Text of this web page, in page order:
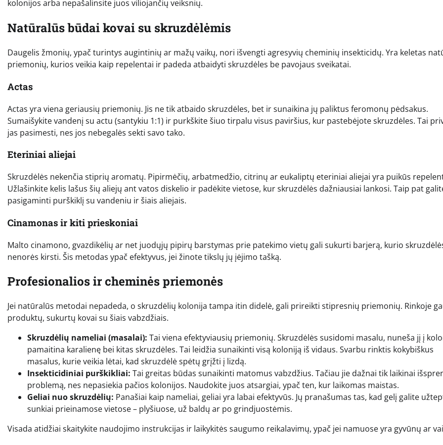
kolonijos arba nepašalinsite juos viliojančių veiksnių.
Natūralūs būdai kovai su skruzdėlėmis
Daugelis žmonių, ypač turintys augintinių ar mažų vaikų, nori išvengti agresyvių cheminių insekticidų. Yra keletas
priemonių, kurios veikia kaip repelentai ir padeda atbaidyti skruzdėles be pavojaus sveikatai.
Actas
Actas yra viena geriausių priemonių. Jis ne tik atbaido skruzdėles, bet ir sunaikina jų paliktus feromonų pėdsakus.
Sumaišykite vandenį su actu (santykiu 1:1) ir purkškite šiuo tirpalu visus paviršius, kur pastebėjote skruzdėles. Tai
jas pasimesti, nes jos nebegalės sekti savo tako.
Eteriniai aliejai
Skruzdėlės nekenčia stiprių aromatų. Pipirmėčių, arbatmedžio, citrinų ar eukaliptų eteriniai aliejai yra puikūs
Užlašinkite kelis lašus šių aliejų ant vatos diskelio ir padėkite vietose, kur skruzdėlės dažniausiai lankosi. Taip pat
pasigaminti purškiklį su vandeniu ir šiais aliejais.
Cinamonas ir kiti prieskoniai
Malto cinamono, gvazdikėlių ar net juodųjų pipirų barstymas prie patekimo vietų gali sukurti barjerą, kurio
nenorės kirsti. Šis metodas ypač efektyvus, jei žinote tikslų jų įėjimo tašką.
Profesionalios ir cheminės priemonės
Jei natūralūs metodai nepadeda, o skruzdėlių kolonija tampa itin didelė, gali prireikti stipresnių priemonių. Rinkoje
produktų, sukurtų kovai su šiais vabzdžiais.
Skruzdėlių nameliai (masalai): Tai viena efektyviausių priemonių. Skruzdėlės susidomi masalu, nuneša jį į
pamaitina karalienę bei kitas skruzdėles. Tai leidžia sunaikinti visą koloniją iš vidaus. Svarbu rinktis kokybiškus
masalus, kurie veikia lėtai, kad skruzdėlė spėtų grįžti į lizdą.
Insekticidiniai purškikliai: Tai greitas būdas sunaikinti matomus vabzdžius. Tačiau jie dažnai tik laikinai
problemą, nes nepasiekia pačios kolonijos. Naudokite juos atsargiai, ypač ten, kur laikomas maistas.
Geliai nuo skruzdėlių: Panašiai kaip nameliai, geliai yra labai efektyvūs. Jų pranašumas tas, kad gelį galite
sunkiai prieinamose vietose – plyšiuose, už baldų ar po grindjuostėmis.
Visada atidžiai skaitykite naudojimo instrukcijas ir laikykitės saugumo reikalavimų, ypač jei namuose yra gyvūnų ar